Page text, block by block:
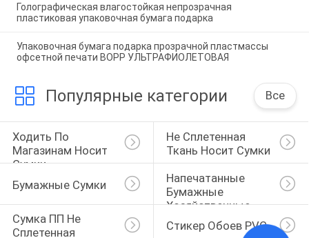
Голографическая влагостойкая непрозрачная
пластиковая упаковочная бумага подарка
Упаковочная бумага подарка прозрачной пластмассы
офсетной печати BOPP УЛЬТРАФИОЛЕТОВАЯ
Популярные категории Все
Ходить По
Магазинам Носит
Сумки
Не Сплетенная
Ткань Носит Сумки
Бумажные Сумки
Напечатанные
Бумажные
Хозяйственные
Сумки
Сумка ПП Не
Сплетенная
Стикер Обоев PVC